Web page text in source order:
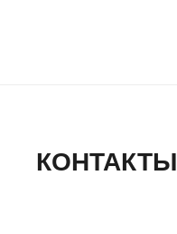
КОНТАКТЫ